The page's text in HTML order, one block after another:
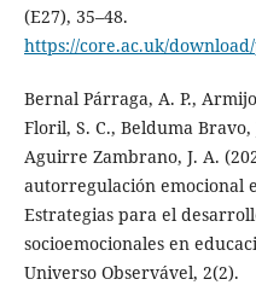
(E27), 35–48.
https://core.ac.uk/
Bernal Párraga, A. P.,
Floril, S. C., Belduma Bravo,
Aguirre Zambrano, J. A.
autorregulación emocional
Estrategias para el
socioemocionales en
Universo Observável, 2(2).